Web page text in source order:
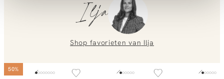
(ma-vr: 09:00u-17:00u).
Ilja
Shop favorieten van Ilja
50%